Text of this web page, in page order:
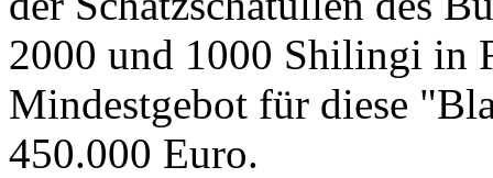
2000 und 1000 Shilingi in
Mindestgebot für diese
450.000 Euro.